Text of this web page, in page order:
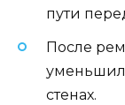
пути
После
стенах.